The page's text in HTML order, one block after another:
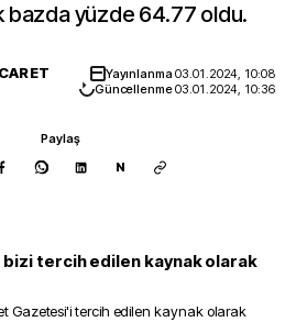
bazda yüzde 64.77 oldu.
Yayınlanma03.01.2024, 10:08
Güncellenme03.01.2024, 10:36
Paylaş
N
tercih edilen kaynak olarak
Gazetesi'i tercih edilen kaynak olarak